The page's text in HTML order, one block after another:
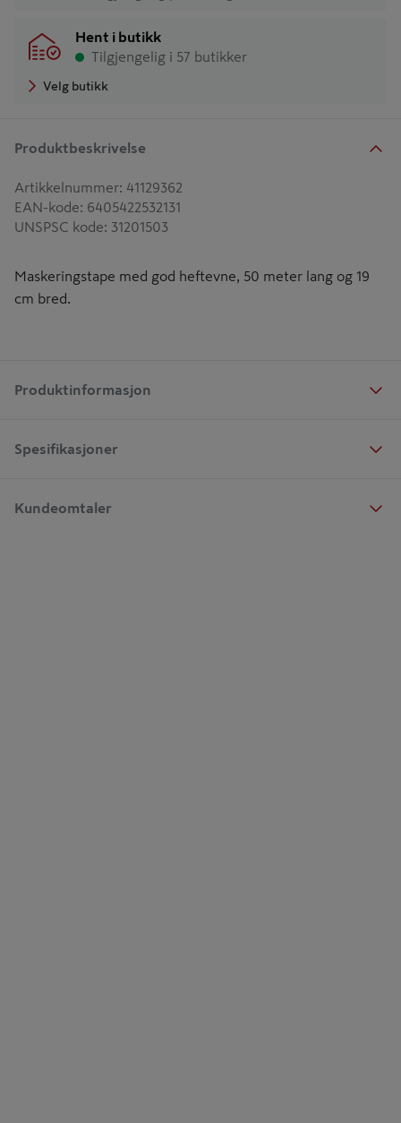
Hent i butikk
Tilgjengelig i 57 butikker
Velg butikk
Produktbeskrivelse
Artikkelnummer: 41129362
EAN-kode: 6405422532131
UNSPSC kode: 31201503
Maskeringstape med god heftevne, 50 meter lang og 19
cm bred.
Produktinformasjon
Spesifikasjoner
Kundeomtaler